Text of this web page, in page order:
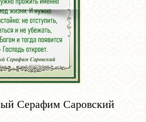
Серафим Саровский